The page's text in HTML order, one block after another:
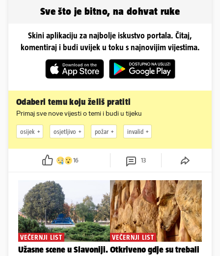
Sve što je bitno, na dohvat ruke
Skini aplikaciju za najbolje iskustvo portala. Čitaj,
komentiraj i budi uvijek u toku s najnovijim vijestima.
Odaberi temu koju želiš pratiti
Primaj sve nove vijesti o temi i budi u tijeku
osijek osjetljivo požar invalid
16 13